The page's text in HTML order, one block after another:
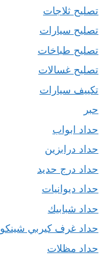
تصليح ثلاجات
تصليح سيارات
تصليح طباخات
تصليح غسالات
تكييف سيارات
حبر
حداد ابواب
حداد درابزين
حداد درج حديد
حداد ديوانيات
حداد شبابيك
حداد غرف كيربي شينكو
حداد مظلات